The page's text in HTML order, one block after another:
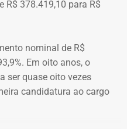
que coragem para seguir
doméstica. Pois
viva e estar ao lado do
com ela depois
há o receio que alguma
de alguma forma,
R$ 378.419,10 para R$
nominal de R$
Em oito anos, o
ser quase oito vezes
candidatura ao cargo